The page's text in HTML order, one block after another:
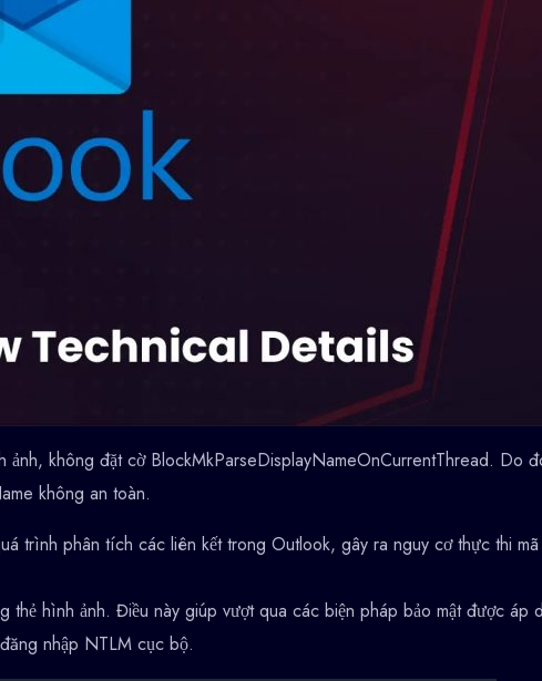
không đặt cờ BlockMkParseDisplayNameOnCurrentThread. Do
không an toàn.
trình phân tích các liên kết trong Outlook, gây ra nguy cơ thực thi
thẻ hình ảnh. Điều này giúp vượt qua các biện pháp bảo mật được áp
nhập NTLM cục bộ.